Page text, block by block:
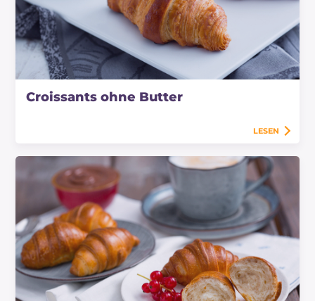
Croissants ohne Butter
LESEN